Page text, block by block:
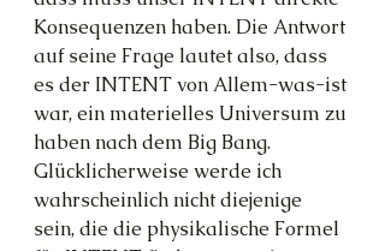
Konsequenzen haben. Die Antwort
auf seine Frage lautet also, dass
es der INTENT von Allem-was-ist
war, ein materielles Universum zu
haben nach dem Big Bang.
Glücklicherweise werde ich
wahrscheinlich nicht diejenige
sein, die die physikalische Formel